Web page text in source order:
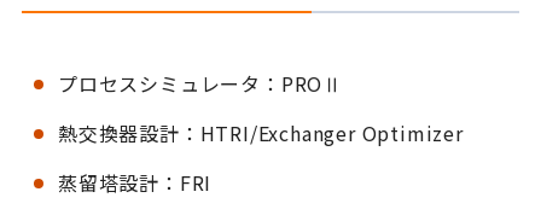
プロセスシミュレータ：PROⅡ
熱交換器設計：HTRI/Exchanger Optimizer
蒸留塔設計：FRI